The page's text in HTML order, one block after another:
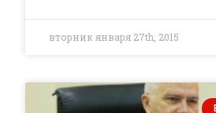
вторник января 27th, 2015